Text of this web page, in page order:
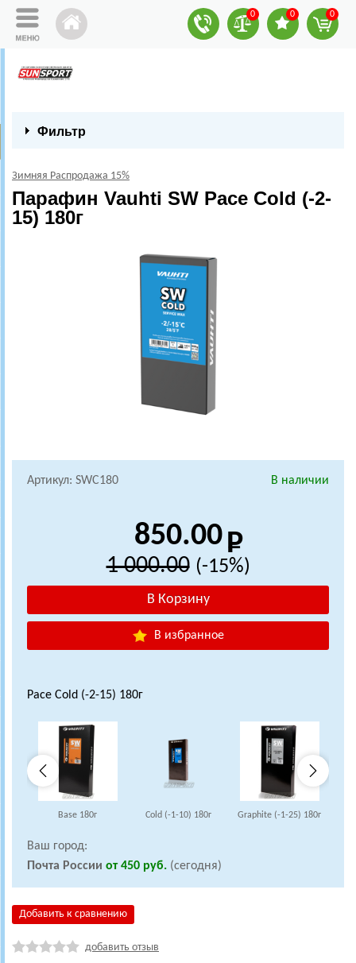
0 0 0
Фильтр
Зимняя Распродажа 15%
Парафин Vauhti SW Pace Cold (-2-
15) 180г
Артикул: SWC180 В наличии
850.00
1 000.00 (-15%)
В избранное
Pace Cold (-2-15) 180г
Base 180г Cold (-1-10) 180г Graphite (-1-25) 180г
Ваш город:
Почта России от 450 руб. (сегодня)
Добавить к сравнению
добавить отзыв